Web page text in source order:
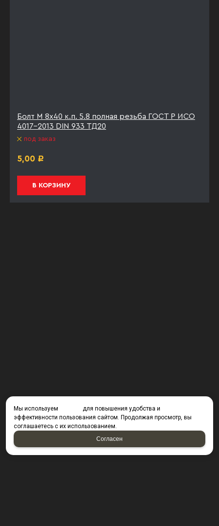
Болт М 8х40 к.п. 5.8 полная резьба ГОСТ Р ИСО
4017-2013 DIN 933 ТД20
под заказ
5,00 Р
В КОРЗИНУ
Мы используем
для повышения удобства и
эффективности пользования сайтом. Продолжая просмотр, вы
соглашаетесь с их использованием.
Согласен